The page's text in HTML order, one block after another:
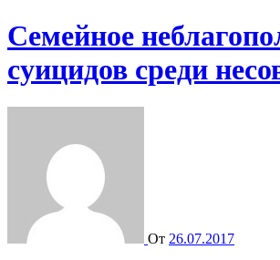
Семейное
суицидов среди
От 26.07.2017